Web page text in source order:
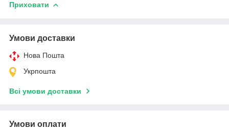
Приховати
Умови доставки
Нова Пошта
Укрпошта
Всі умови доставки
Умови оплати